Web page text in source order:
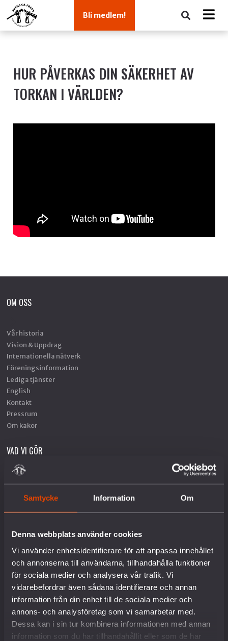
Samtycke Information Om
Denna webbplats använder cookies
Vi använder enhetsidentifierare för att anpassa innehållet
och annonserna till användarna, tillhandahålla funktioner
för sociala medier och analysera vår trafik. Vi
vidarebefordrar även sådana identifierare och annan
information från din enhet till de sociala medier och
annons- och analysföretag som vi samarbetar med.
Dessa kan i sin tur kombinera informationen med annan
information som du har tillhandahållit eller som de har
Bli medlem!
HUR PÅVERKAS DIN SÄKERHET AV
TORKAN I VÄRLDEN?
OM OSS
Vår historia
Vision & Uppdrag
Internationella nätverk
Föreningsinformation
Lediga tjänster
English
Kontakt
Pressrum
Om kakor
VAD VI GÖR
Nedrustning
Sverige och Nato
Situationen i Palestina och Israel
Hållbar fred och säkerhet
Försvars- och säkerhetspolitik
Unga och värnplikten
Fredstidningen PAX
Fredspodden
STÖD OSS